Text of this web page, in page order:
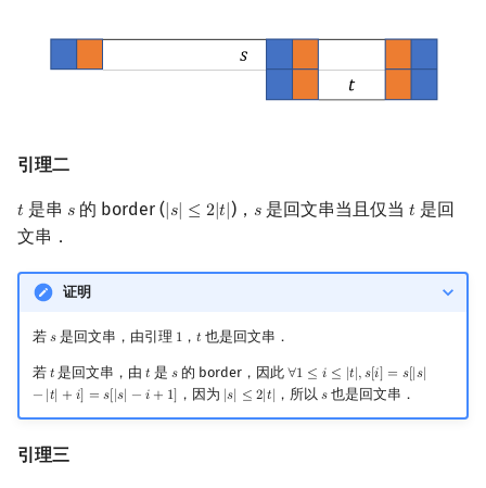
引理二
𝑡
t 是串 𝑠
s 的 border (|𝑠| ≤ 2|𝑡|
|s ≤2 |t | )， 𝑠
s 是回文串当且仅当𝑡
t 是回
文串．
证明
若 𝑠
s是回文串，由引理 1
1 ， 𝑡t 也是回文串．
若 𝑡t 是回文串，由𝑡t 是 𝑠
s的 border，因此 ∀1 ≤ 𝑖 ≤ |𝑡|,𝑠[𝑖] = 𝑠[|𝑠|
− |𝑡| + 𝑖] = 𝑠[|𝑠| − 𝑖 + 1]
∀1≤i≤ |t |,s [i =s [| |− |t +i
，因为 |𝑠| ≤ 2|𝑡|
|s ≤2 |t | ，所以𝑠
s 也是回文串．
引理三